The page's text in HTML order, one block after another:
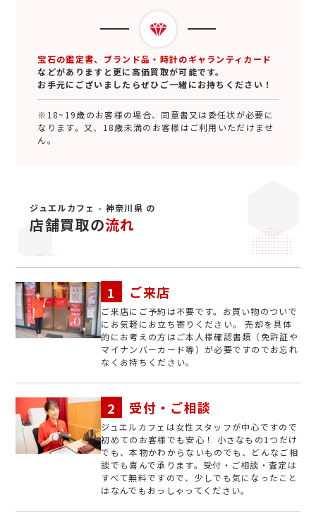
宝石の鑑定書、ブランド品・時計のギャランティカード
などがありますと更に高価買取が可能です。
お手元にございましたらぜひご一緒にお持ちください！
※18~19歳のお客様の場合、同意書又は委任状が必要に
なります。又、18歳未満のお客様はご利用いただけませ
ん。
ジュエルカフェ - 神奈川県 の
店舗買取の流れ
ご来店
ご来店にご予約は不要です。お買い物のついで
にお気軽にお立ち寄りください。 売却を具体
的にお考えの方はご本人様確認書類（免許証や
マイナンバーカード等）が必要ですのでお忘れ
なくお持ちください。
受付・ご相談
ジュエルカフェは女性スタッフが中心ですので
初めてのお客様でも安心！ 小さなもの1つだけ
でも、本物かわからないものでも、どんなご相
談でも喜んで承ります。受付・ご相談・査定は
すべて無料ですので、少しでも気になったこと
はなんでもおっしゃってください。